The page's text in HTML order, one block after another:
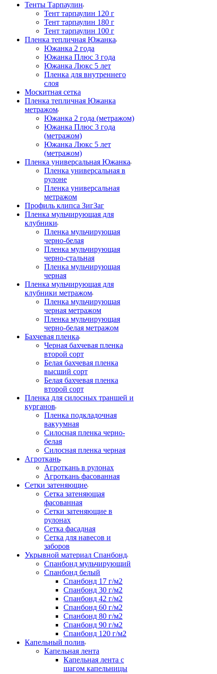
Тенты Тарпаулин
Тент тарпаулин 120 г
Тент тарпаулин 180 г
Тент тарпаулин 100 г
Пленка тепличная Южанка
Южанка 2 года
Южанка Плюс 3 года
Южанка Люкс 5 лет
Пленка для внутреннего
слоя
Москитная сетка
Пленка тепличная Южанка
метражом
Южанка 2 года (метражом)
Южанка Плюс 3 года
(метражом)
Южанка Люкс 5 лет
(метражом)
Пленка универсальная Южанка
Пленка универсальная в
рулоне
Пленка универсальная
метражом
Профиль клипса ЗигЗаг
Пленка мульчирующая для
клубники
Пленка мульчирующая
черно-белая
Пленка мульчирующая
черно-стальная
Пленка мульчирующая
черная
Пленка мульчирующая для
клубники метражом
Пленка мульчирующая
черная метражом
Пленка мульчирующая
черно-белая метражом
Бахчевая пленка
Черная бахчевая пленка
второй сорт
Белая бахчевая пленка
высший сорт
Белая бахчевая пленка
второй сорт
Пленка для силосных траншей и
курганов
Пленка подкладочная
вакуумная
Силосная пленка черно-
белая
Силосная пленка черная
Агроткань
Агроткань в рулонах
Агроткань фасованная
Сетки затеняющие
Сетка затеняющая
фасованная
Сетки затеняющие в
рулонах
Сетка фасадная
Сетка для навесов и
заборов
Укрывной материал Спанбонд
Спанбонд мульчирующий
Спанбонд белый
Спанбонд 17 г/м2
Спанбонд 30 г/м2
Спанбонд 42 г/м2
Спанбонд 60 г/м2
Спанбонд 80 г/м2
Спанбонд 90 г/м2
Спанбонд 120 г/м2
Капельный полив
Капельная лента
Капельная лента с
шагом капельницы